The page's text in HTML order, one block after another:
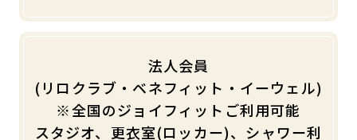
法人会員
(リロクラブ・ベネフィット・イーウェル)
※全国のジョイフィットご利用可能
スタジオ、更衣室(ロッカー)、シャワー利